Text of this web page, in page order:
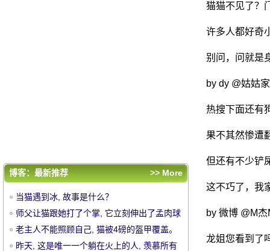
中
猫猫不见了？
许多人都好奇
别问，问就是
by dy @姑姑
热搜下面还有
果不其然惨
但还有不少铲
这不巧了，我
by 微博 @M杰
龙姐您看到了
评论排行
昨天, 这是唯一一个躺在火上的人, 羡慕所有
博客：最新推荐 >> More
当猫遇到冰, 故事是什么？
师父让猫跟她打了个掌, 它立刻伸出了孟肉球
的超级合作, 也边.....。
老主人不能照顾自己, 猫被4磅的盔甲覆盖。
昨天, 这是唯一一个躺在火上的人, 羡慕所有